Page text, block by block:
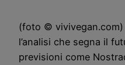
(foto © vivivegan.com)
l’analisi che segna il
previsioni come